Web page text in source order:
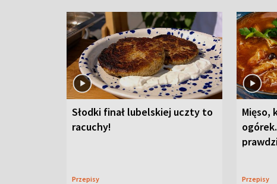
Słodki finał lubelskiej uczty to
racuchy!
Przepisy
Mięso,
Przepisy